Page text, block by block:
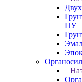
ПУ